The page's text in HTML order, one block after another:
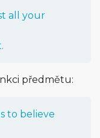
all your
předmětu:
to believe